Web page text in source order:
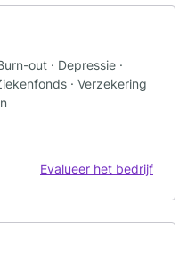
out · Depressie ·
· Verzekering
Evalueer het bedrijf